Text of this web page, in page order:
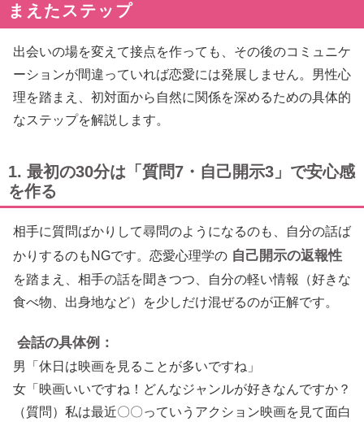
まえたステップ
出会いの場を変えて接点を作っても、その後のコミュニケ
ーションが間違っていれば恋愛には発展しません。男性心
理を踏まえ、初対面から自然に関係を深めるための具体的
なステップを解説します。
1. 最初の30分は「質問7・自己開示3」で安心感
を作る
相手に質問ばかりして尋問のようになるのも、自分の話ば
かりするのもNGです。恋愛心理学の 自己開示の返報性
を踏まえ、相手の話を聞きつつ、自分の軽い情報（好きな
食べ物、出身地など）を少しだけ混ぜるのが正解です。
会話の具体例：
男「休日は映画を見ることが多いですね」
女「映画いいですね！どんなジャンルが好きなんですか？
（質問）私は最近〇〇っていうアクション映画を見て面白